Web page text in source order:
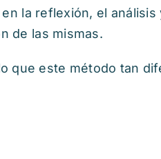
en la reflexión, el
de las mismas.
que este método tan